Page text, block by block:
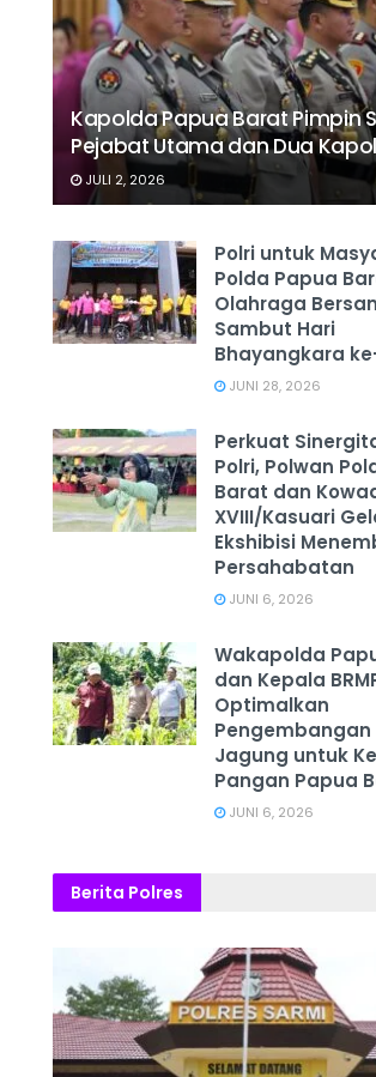
Kapolda Papua Barat Pimpin
Pejabat Utama dan Dua
JULI 2, 2026
Polri untuk
Polda Papua
Olahraga
Sambut Hari
Bhayangkara
JUNI 28, 2026
‎Perkuat
Polri, Polwan
Barat dan
XVIII/Kasuari
Ekshibisi
Persahabatan
JUNI 6, 2026
Wakapolda
dan Kepala
Optimalkan
Pengembangan
Jagung untuk
Pangan Papua
JUNI 6, 2026
Berita Polres